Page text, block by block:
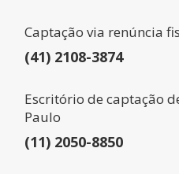
Captação via renúncia
(41) 2108-3874
Escritório de captação
Paulo
(11) 2050-8850